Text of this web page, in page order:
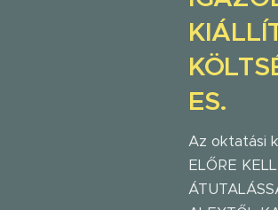
ES.
Az oktatási
ELŐRE